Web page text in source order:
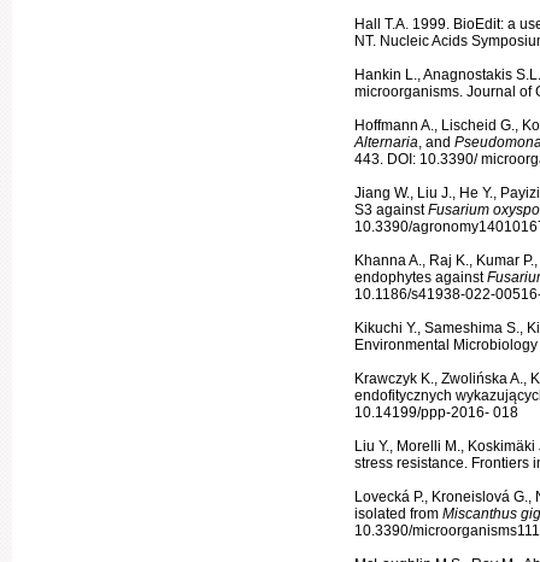
Hall T.A. 1999. BioEdit: a
NT. Nucleic Acids
Hankin L., Anagnostakis
microorgan­isms. Journal of
Hoffmann A., Lischeid G.,
Alternaria, and
443. DOI: 10.3390/
Jiang W., Liu J., He Y.,
S3 againstFusarium
10.3390/
Khanna A., Raj K., Kumar
endophytes against
10.1186/s41938-022-
Kikuchi Y., Sameshima S.,
Environmental
Krawczyk K., Zwolińska A.,
endofityc­znych
10.14199/ppp-2016- 018
Liu Y., Morelli M.,
stress resistance. Frontiers
Lovecká P., Kroneislová
iso­lated from Miscanthus
10.3390/